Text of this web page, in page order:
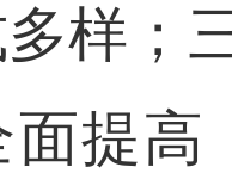
样；
提高